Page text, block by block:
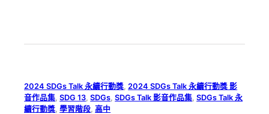
2024 SDGs Talk 永續行動獎 2024 SDGs Talk 永續行動獎 影
音作品集 , SDG 13 , SDGs , SDGs Talk 影音作品集 , SDGs Talk 永
續行動獎 , 學習階段 , 高中